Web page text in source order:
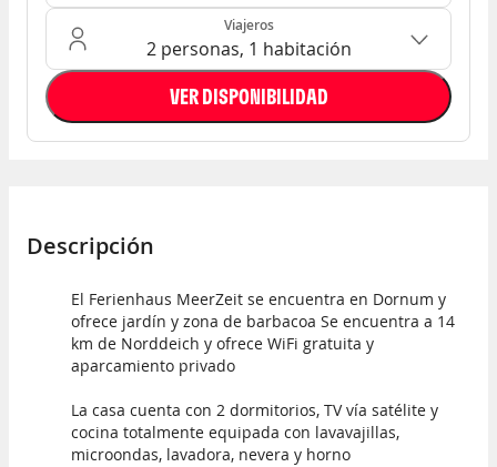
Viajeros
2 personas, 1 habitación
VER DISPONIBILIDAD
Descripción
El Ferienhaus MeerZeit se encuentra en Dornum y
ofrece jardín y zona de barbacoa Se encuentra a 14
km de Norddeich y ofrece WiFi gratuita y
aparcamiento privado
La casa cuenta con 2 dormitorios, TV vía satélite y
cocina totalmente equipada con lavavajillas,
microondas, lavadora, nevera y horno